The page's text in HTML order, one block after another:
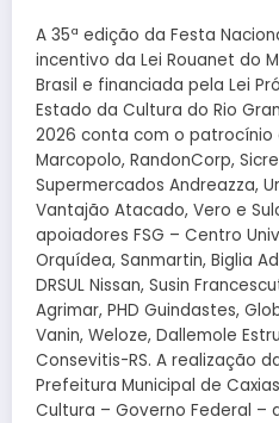
A 35ª edição da Festa
incentivo da Lei Rouanet do
Brasil e financiada pela Lei
Estado da Cultura do Rio
2026 conta com o patrocínio
Marcopolo, RandonCorp,
Supermercados Andreazza,
Vantajão Atacado, Vero e
apoiadores FSG – Centro
Orquídea, Sanmartin, Biglia
DRSUL Nissan, Susin
Agrimar, PHD Guindastes,
Vanin, Weloze, Dallemole
Consevitis-RS. A realização
Prefeitura Municipal de
Cultura – Governo Federal –